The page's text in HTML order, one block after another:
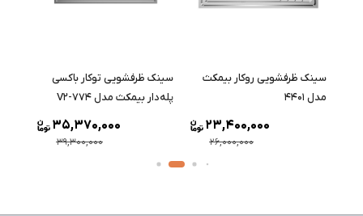
سینک ظرفشویی روکار بیمکث
مدل 4401
26,000,000
23,400,000
سینک ظرفشویی توکار باکسی
پله‌دار بیمکث مدل 774-V2
39,300,000
35,370,000